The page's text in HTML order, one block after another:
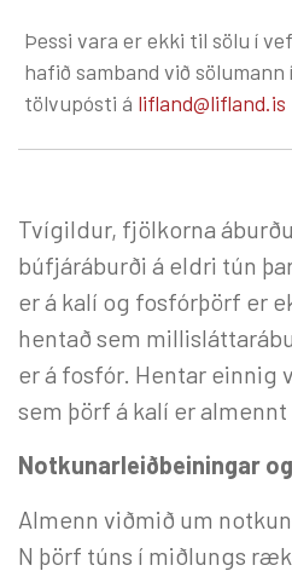
Þessi vara er ekki til sölu í
hafið samband við sölumann
tölvupósti á lifland@lifland.is
Tvígildur, fjölkorna
búfjáráburði á eldri tún
er á kalí og fosfórþörf er
hentað sem
er á fosfór. Hentar
sem þörf á kalí er
Notkunarleiðbeiningar
Almenn viðmið um
N þörf túns í miðlungs